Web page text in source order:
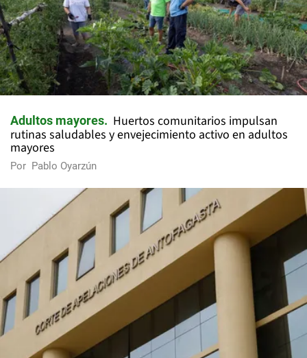
Adultos mayores
Huertos comunitarios impulsan
rutinas saludables y envejecimiento activo en adultos
mayores
Por Pablo Oyarzún